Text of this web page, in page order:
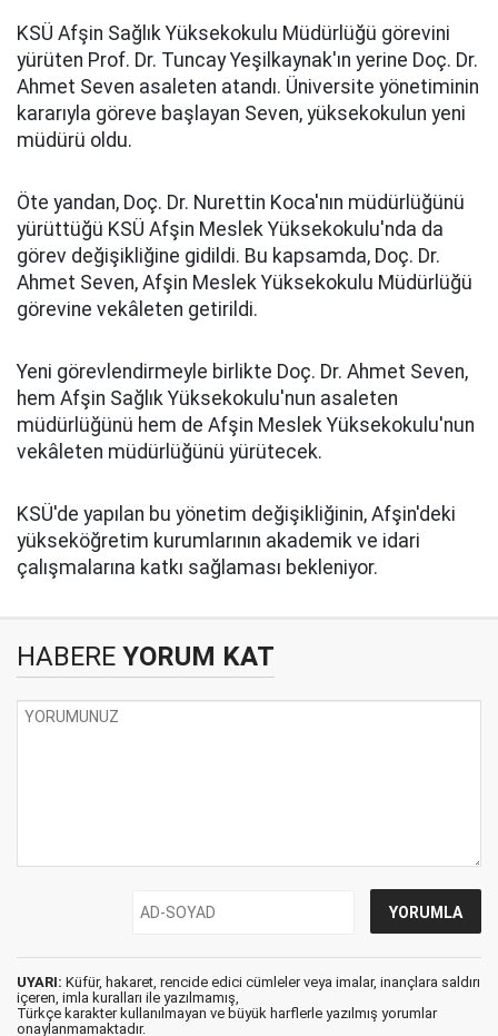
KSÜ Afşin Sağlık Yüksekokulu Müdürlüğü görevini
yürüten Prof. Dr. Tuncay Yeşilkaynak'ın yerine Doç. Dr.
Ahmet Seven asaleten atandı. Üniversite yönetiminin
kararıyla göreve başlayan Seven, yüksekokulun yeni
müdürü oldu.
Öte yandan, Doç. Dr. Nurettin Koca'nın müdürlüğünü
yürüttüğü KSÜ Afşin Meslek Yüksekokulu'nda da
görev değişikliğine gidildi. Bu kapsamda, Doç. Dr.
Ahmet Seven, Afşin Meslek Yüksekokulu Müdürlüğü
görevine vekâleten getirildi.
Yeni görevlendirmeyle birlikte Doç. Dr. Ahmet Seven,
hem Afşin Sağlık Yüksekokulu'nun asaleten
müdürlüğünü hem de Afşin Meslek Yüksekokulu'nun
vekâleten müdürlüğünü yürütecek.
KSÜ'de yapılan bu yönetim değişikliğinin, Afşin'deki
yükseköğretim kurumlarının akademik ve idari
çalışmalarına katkı sağlaması bekleniyor.
HABERE YORUM KAT
UYARI: Küfür, hakaret, rencide edici cümleler veya imalar, inançlara saldırı
içeren, imla kuralları ile yazılmamış,
Türkçe karakter kullanılmayan ve büyük harflerle yazılmış yorumlar
onaylanmamaktadır.